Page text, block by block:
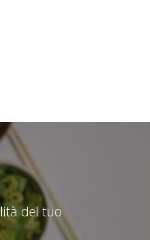
del tuo